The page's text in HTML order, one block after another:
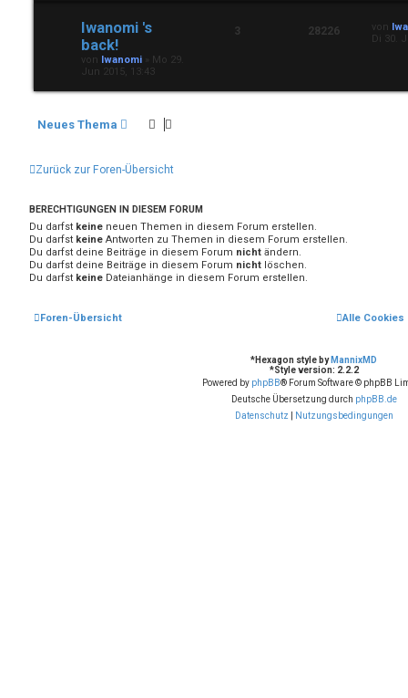
Iwanomi 's
back!
von Iwanomi
Mo 29.
Jun 2015, 13:43
3 28226 von
Di 30.
Neues Thema
Zurück zur Foren-Übersicht
BERECHTIGUNGEN IN DIESEM FORUM
Du darfst keine neuen Themen in diesem Forum erstellen.
Du darfst keine Antworten zu Themen in diesem Forum erstellen.
Du darfst deine Beiträge in diesem Forum nicht ändern.
Du darfst deine Beiträge in diesem Forum nicht löschen.
Du darfst keine Dateianhänge in diesem Forum erstellen.
Foren-Übersicht Alle
*Hexagon style by MannixMD
*Style version: 2.2.2
Powered by phpBB® Forum Software © phpBB
Deutsche Übersetzung durch phpBB.de
Datenschutz
Nutzungsbedingungen